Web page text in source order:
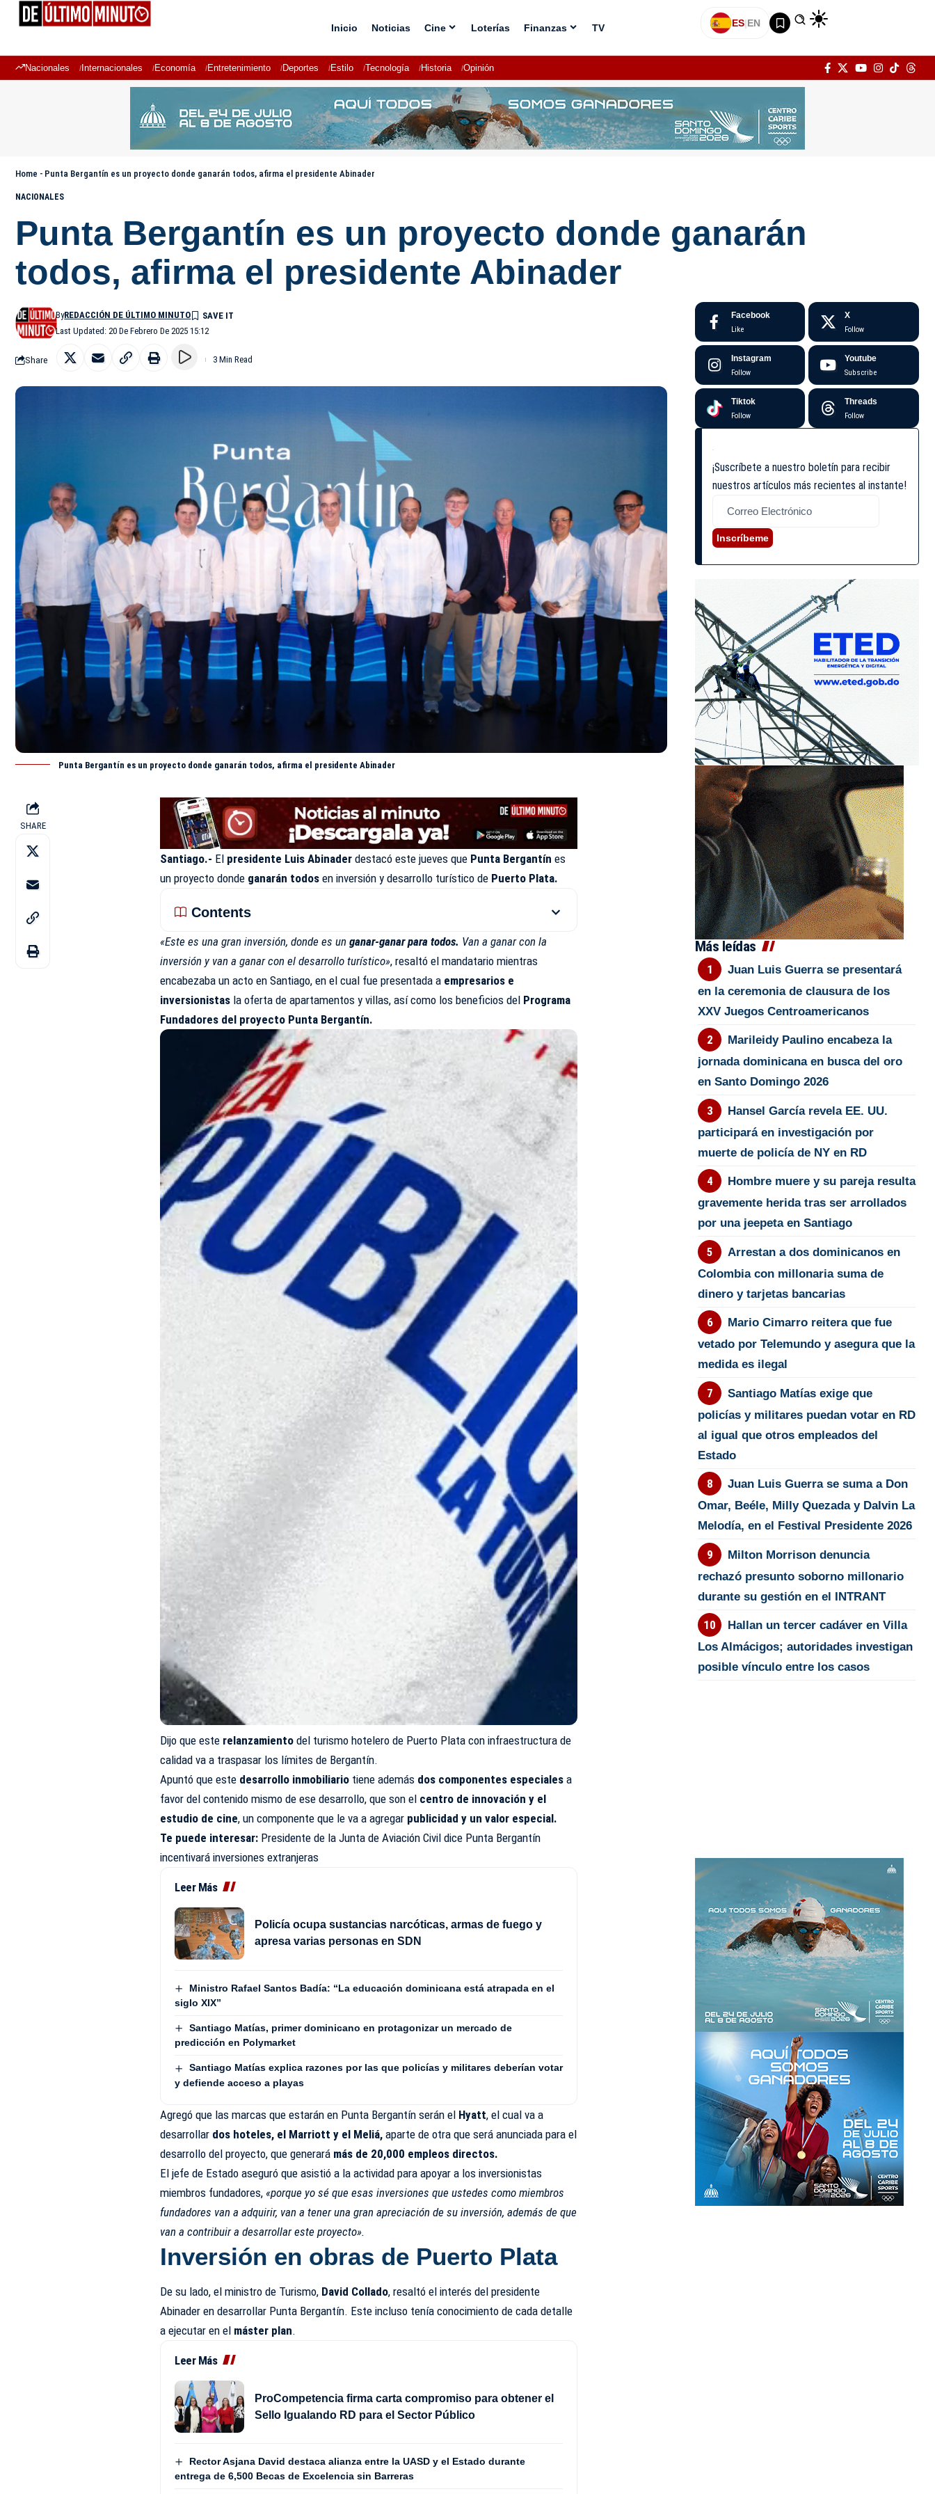
Inicio Noticias Cine Loterías Finanzas TV ES|EN
Nacionales Internacionales Economía Entretenimiento Deportes Estilo Tecnología Historia Opinión
Home - Punta Bergantín es un proyecto donde ganarán todos, afirma el presidente Abinader
NACIONALES
Punta Bergantín es un proyecto donde ganarán
todos, afirma el presidente Abinader
Last Updated: 20 De Febrero De 2025 15:12
ByREDACCIÓN DE ÚLTIMO MINUTO
Share 3 Min Read
Punta Bergantín es un proyecto donde ganarán todos, afirma el presidente Abinader
SHARE
Santiago.- El presidente Luis Abinader destacó este jueves que Punta Bergantín es
un proyecto donde ganarán todos en inversión y desarrollo turístico de Puerto Plata.
Contents
«Este es una gran inversión, donde es unganar-ganar para todos. Van a ganar con la
inversión y van a ganar con el desarrollo turístico», resaltó el mandatario mientras
encabezaba un acto en Santiago, en el cual fue presentada a empresarios e
inversionistas la oferta de apartamentos y villas, así como los beneficios del Programa
Fundadores del proyecto Punta Bergantín.
Dijo que este relanzamiento del turismo hotelero de Puerto Plata con infraestructura de
calidad va a traspasar los límites de Bergantín.
Apuntó que este desarrollo inmobiliario tiene además dos componentes especiales a
favor del contenido mismo de ese desarrollo, que son el centro de innovación y el
estudio de cine, un componente que le va a agregar publicidad y un valor especial.
Te puede interesar: Presidente de la Junta de Aviación Civil dice Punta Bergantín
incentivará inversiones extranjeras
Leer Más
Policía ocupa sustancias narcóticas, armas de fuego y
apresa varias personas en SDN
Ministro Rafael Santos Badía: “La educación dominicana está atrapada en el
siglo XIX”
Santiago Matías, primer dominicano en protagonizar un mercado de
predicción en Polymarket
Santiago Matías explica razones por las que policías y militares deberían votar
y defiende acceso a playas
Agregó que las marcas que estarán en Punta Bergantín serán el Hyatt, el cual va a
desarrollar dos hoteles, el Marriott y el Meliá, aparte de otra que será anunciada para el
desarrollo del proyecto, que generará más de 20,000 empleos directos.
El jefe de Estado aseguró que asistió a la actividad para apoyar a los inversionistas
miembros fundadores,«porque yo sé que esas inversiones que ustedes como miembros
fundadores van a adquirir, van a tener una gran apreciación de su inversión, además de que
van a contribuir a desarrollar este proyecto».
Inversión en obras de Puerto Plata
De su lado, el ministro de Turismo, David Collado, resaltó el interés del presidente
Abinader en desarrollar Punta Bergantín. Este incluso tenía conocimiento de cada detalle
a ejecutar en el máster plan.
Leer Más
ProCompetencia firma carta compromiso para obtener el
Sello Igualando RD para el Sector Público
Rector Asjana David destaca alianza entre la UASD y el Estado durante
entrega de 6,500 Becas de Excelencia sin Barreras
Facebook
Like
X
Follow
Instagram
Follow
Youtube
Subscribe
Tiktok
Follow
Threads
Follow
¡Suscríbete a nuestro boletín para recibir
nuestros artículos más recientes al instante!
Inscríbeme
Más leídas
Juan Luis Guerra se presentará
en la ceremonia de clausura de los
XXV Juegos Centroamericanos
Marileidy Paulino encabeza la
jornada dominicana en busca del oro
en Santo Domingo 2026
Hansel García revela EE. UU.
participará en investigación por
muerte de policía de NY en RD
Hombre muere y su pareja resulta
gravemente herida tras ser arrollados
por una jeepeta en Santiago
Arrestan a dos dominicanos en
Colombia con millonaria suma de
dinero y tarjetas bancarias
Mario Cimarro reitera que fue
vetado por Telemundo y asegura que la
medida es ilegal
Santiago Matías exige que
policías y militares puedan votar en RD
al igual que otros empleados del
Estado
Juan Luis Guerra se suma a Don
Omar, Beéle, Milly Quezada y Dalvin La
Melodía, en el Festival Presidente 2026
Milton Morrison denuncia
rechazó presunto soborno millonario
durante su gestión en el INTRANT
Hallan un tercer cadáver en Villa
Los Almácigos; autoridades investigan
posible vínculo entre los casos